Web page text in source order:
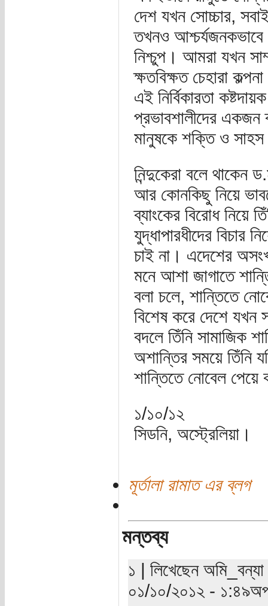
দেশ যখন সোচ্চার,
তখনও আশ্চর্যজনকভাবে
নিশ্চুপ। আমরা যখন
ক্ষতবিক্ষত চেহারা
এই নির্বিকারতা
প্রভাবশালীদের একজন
মানুষকে শক্তি ও সাহস
নিন্দুকেরা বলে থাকেন
আর কোনকিছু নিয়ে
ব্যাংকের বিরোধ
যুদ্ধাপারধীদের বিচার
চাই না। এদেশের
মনে আশা জাগাতে
বলা চলে, শান্তিতে
বিশেষ করে দেশে যখন
বদলে তিঁনি সামাজিক
অশান্তির সময়ে তিঁনি
শান্তিতে নোবেল
১/১০/১২
সিডনি, অস্ট্রেলিয়া।
মূর্তালা রামাত এর ব্লগ
মন্তব্য
১ | লিখেছেন
০১/১০/২০১২ -